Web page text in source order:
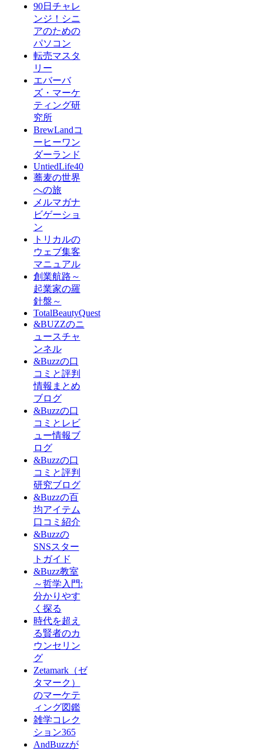
90日チャレ
ンジ！シニ
アのための
パソコン
転売マスタ
リー
エバーバ
ズ・マーケ
ティング研
究所
BrewLandコ
ーヒーワン
ダーランド
UntiedLife40
蕎麦の世界
への旅
メルマガナ
ビゲーショ
ン
トリカルの
ウェブ集客
マニュアル
創業航路～
起業家の羅
針盤～
TotalBeautyQuest
&BUZZのニ
ュースチャ
ンネル
&Buzzの口
コミと評判
情報まとめ
ブログ
&Buzzの口
コミとレビ
ュー情報ブ
ログ
&Buzzの口
コミと評判
研究ブログ
&Buzzの百
均アイテム
口コミ紹介
&Buzzの
SNSスター
トガイド
&Buzz教室
～哲学入門:
分かりやす
く探る
時代を超え
る賢者のカ
ウンセリン
グ
Zetamark（ゼ
タマーク）
のマーケテ
ィング図鑑
雑学コレク
ション365
AndBuzzが